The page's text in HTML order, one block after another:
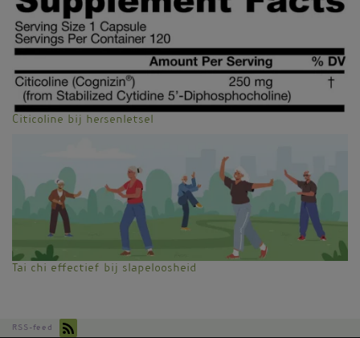
Citicoline bij hersenletsel
Tai chi effectief bij slapeloosheid
RSS-feed